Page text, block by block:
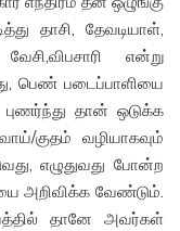
தாசி, தேவடியாள்,
என்று
பெண் படைப்பாளியை
தான் ஒடுக்க
குதம் வழியாகவும்
எழுதுவது போன்ற
அறிவிக்க வேண்டும்.
தானே அவர்கள்